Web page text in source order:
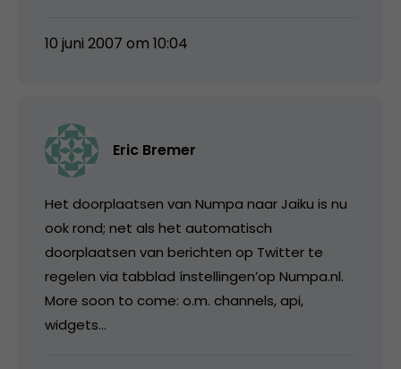
10 juni 2007 om 10:04
Eric Bremer
Het doorplaatsen van Numpa naar Jaiku is nu
ook rond; net als het automatisch
doorplaatsen van berichten op Twitter te
regelen via tabblad ínstellingen’op Numpa.nl.
More soon to come: o.m. channels, api,
widgets…